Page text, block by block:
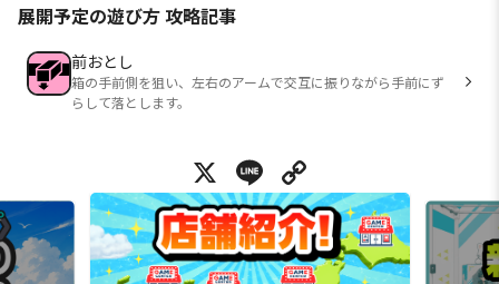
展開予定の遊び方 攻略記事
前おとし
箱の手前側を狙い、左右のアームで交互に振りながら手前にず
らして落とします。
X Line